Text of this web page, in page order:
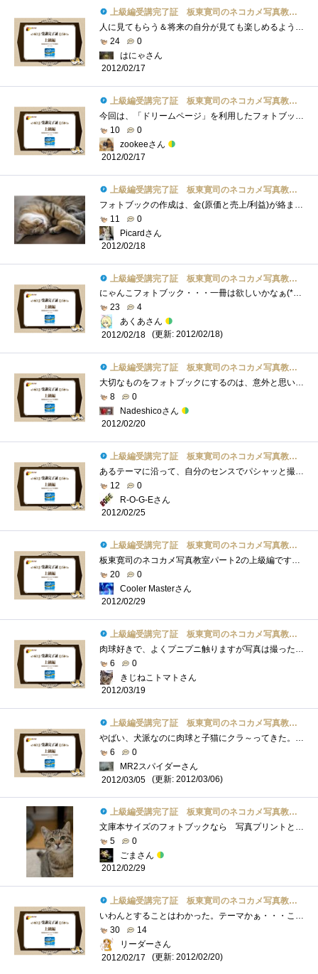
上級編受講完了証 板東寛司のネコカメ写真教室パート2
人に見てもらう＆将来の自分が見ても楽しめるようなテーマってなかなか考え付かないのですが、こういうのは場数勝負のような気がするので、�...
24
0
はにゃさん
2012/02/17
上級編受講完了証 板東寛司のネコカメ写真教室パート2
今回は、「ドリームページ」を利用したフォトブック作成の方法でした。デジカメになってから気軽に写真が撮れて編集の自由度も大幅にアップ�...
10
0
zookeeさん
2012/02/17
上級編受講完了証 板東寛司のネコカメ写真教室パート2
フォトブックの作成は、金(原価と売上/利益)が絡まないだけで、一般的なビデオや写真集作成と全く同じですね。ターゲットユーザーの絞り込み�...
11
0
Picardさん
2012/02/18
上級編受講完了証 板東寛司のネコカメ写真教室パート2
にゃんこフォトブック・・・一冊は欲しいかなぁ(*´艸｀)お気に入りの猫写真をフォトブックにして記念に残せるのは良いですね♪テーマを決める...
23
4
あくあさん
2012/02/18
(更新: 2012/02/18)
上級編受講完了証 板東寛司のネコカメ写真教室パート2
大切なものをフォトブックにするのは、意外と思いつかないもので、確かに本のようなものは無くなり難く、見つけ易いものです。本の表紙が週�...
8
0
Nadeshicoさん
2012/02/20
上級編受講完了証 板東寛司のネコカメ写真教室パート2
あるテーマに沿って、自分のセンスでパシャッと撮る。編集でトリミングでも良いわけですが、結構難しいですねぇ…。しかしオンラインで作成�...
12
0
R-O-G-Eさん
2012/02/25
上級編受講完了証 板東寛司のネコカメ写真教室パート2
板東寛司のネコカメ写真教室パート2の上級編です！ドリームページを使ってのフォトブック（オリジナル写真集）作成方法です。レイアウトなど�...
20
0
Cooler Masterさん
2012/02/29
上級編受講完了証 板東寛司のネコカメ写真教室パート2
肉球好きで、よくプニプニ触りますが写真は撮ったことないなぁ。うちの子は子猫の時から「ちゅっちゅっ」と幼児のする指吸いならず「肉球吸�...
6
0
きじねこトマトさん
2012/03/19
上級編受講完了証 板東寛司のネコカメ写真教室パート2
やばい、犬派なのに肉球と子猫にクラ～ってきた。実物は車の幌を爪で研がれたことあるからちょっとだけど、写真は可愛い！こういうの作れる�...
6
0
MR2スパイダーさん
2012/03/05
(更新: 2012/03/06)
上級編受講完了証 板東寛司のネコカメ写真教室パート2
文庫本サイズのフォトブックなら 写真プリントと同じような気軽さで作成できるかな？と 作って見る気になったものの･･･レイアウトが難�...
5
0
ごまさん
2012/02/29
上級編受講完了証 板東寛司のネコカメ写真教室パート2
いわんとすることはわかった。テーマかぁ・・・ここを決めるのが一番大変よね。まあ、フォトブックに限らず、漫画でも小説でもそうなんだけ�...
30
14
リーダーさん
2012/02/17
(更新: 2012/02/20)